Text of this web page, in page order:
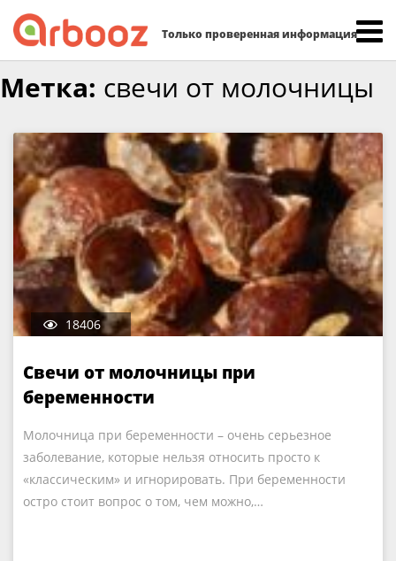
Только проверенная информация
to
Метка: свечи от молочницы
18406
Свечи от молочницы при
беременности
Молочница при беременности – очень серьезное
заболевание, которые нельзя относить просто к
«классическим» и игнорировать. При беременности
остро стоит вопрос о том, чем можно,…
Найти: